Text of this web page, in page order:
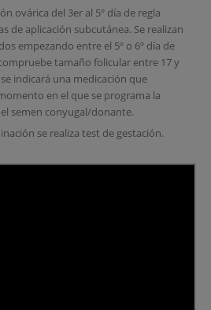
ovárica del 3er al 5º día de regla
de aplicación subcutánea. Se realizan
empezando entre el 5º o 6º día de
tamaño folicular entre 17 y
indicará una medicación que
en el que se programa la
semen conyugal/donante.
se realiza test de gestación.